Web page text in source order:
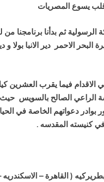
قلب يسوع المصريات
الرسولية ثم بدأنا برنامجنا
الاحمر دير الانبا بولا و
فيما يقرب العشرين
الراعي الصالح بالسويس حيث
بوادر دعواتهم الخاصة في
كنيسته المقدسه .
( القاهرة – الاسكندريه –